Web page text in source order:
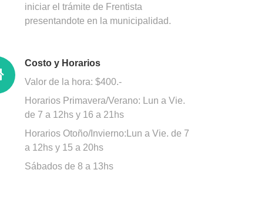
iniciar el trámite de Frentista
presentandote en la municipalidad.
Costo y Horarios
Valor de la hora: $400.-
Horarios Primavera/Verano: Lun a Vie.
de 7 a 12hs y 16 a 21hs
Horarios Otoño/Invierno:Lun a Vie. de 7
a 12hs y 15 a 20hs
Sábados de 8 a 13hs